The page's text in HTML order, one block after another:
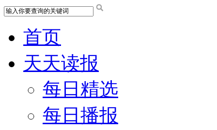
首页
天天读报
每日精选
每日播报